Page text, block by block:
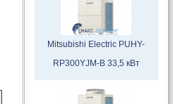
Mitsubishi Electric PUHY-
RP300YJM-B 33,5 кВт